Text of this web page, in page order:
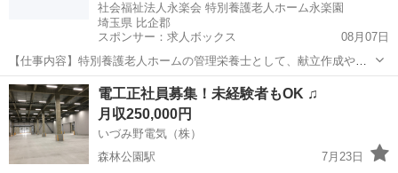
社会福祉法人永楽会 特別養護老人ホーム永楽園
埼玉県 比企郡
スポンサー：求人ボックス
08月07日
【仕事内容】特別養護老人ホームの管理栄養士として、献立作成や栄
養ケアマネジメントを中心とした栄養管理業務に携わります。食材発
注や納品時の検品、食事提供時のチェック、ミールラウンド、栄養指
導、各種委員会への参加など多岐にわたる業務を...
正社員
電工正社員募集！未経験者もOK ♫
月収250,000円
いづみ野電気（株）
森林公園駅
7月23日